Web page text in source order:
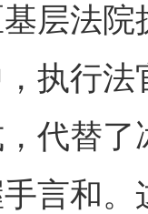
层法
执行
代替
言和